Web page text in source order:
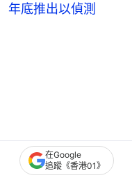
年底推出以偵測
路政署 區議會
在Google
追蹤《香港01》